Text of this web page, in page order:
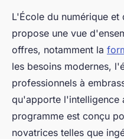
L'École du numérique
propose une vue
offres, notamment la
les besoins modernes,
professionnels à
qu'apporte l'intelligence
programme est conçu
novatrices telles que